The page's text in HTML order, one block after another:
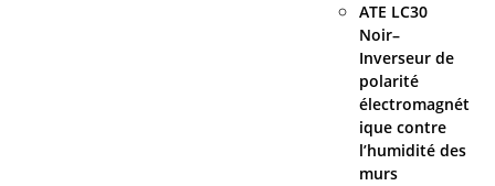
ATE LC30
Noir–
Inverseur de
polarité
électromagnét
ique contre
l’humidité des
murs